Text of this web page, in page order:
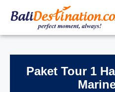
Paket Tour 1